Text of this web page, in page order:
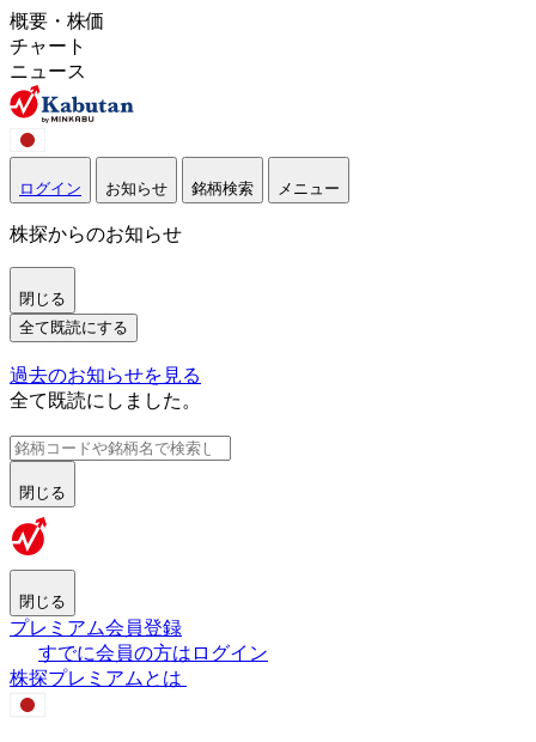
概要・株価
チャート
ニュース
ログイン お知らせ 銘柄検索 メニュー
株探からのお知らせ
閉じる
全て既読にする
過去のお知らせを見る
全て既読にしました。
閉じる
閉じる
プレミアム会員登録
すでに会員の方はログイン
株探プレミアムとは